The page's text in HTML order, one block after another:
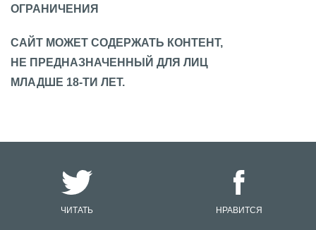
ОГРАНИЧЕНИЯ
САЙТ МОЖЕТ СОДЕРЖАТЬ КОНТЕНТ,
НЕ ПРЕДНАЗНАЧЕННЫЙ ДЛЯ ЛИЦ
МЛАДШЕ 18-ТИ ЛЕТ.
ЧИТАТЬ НРАВИТСЯ